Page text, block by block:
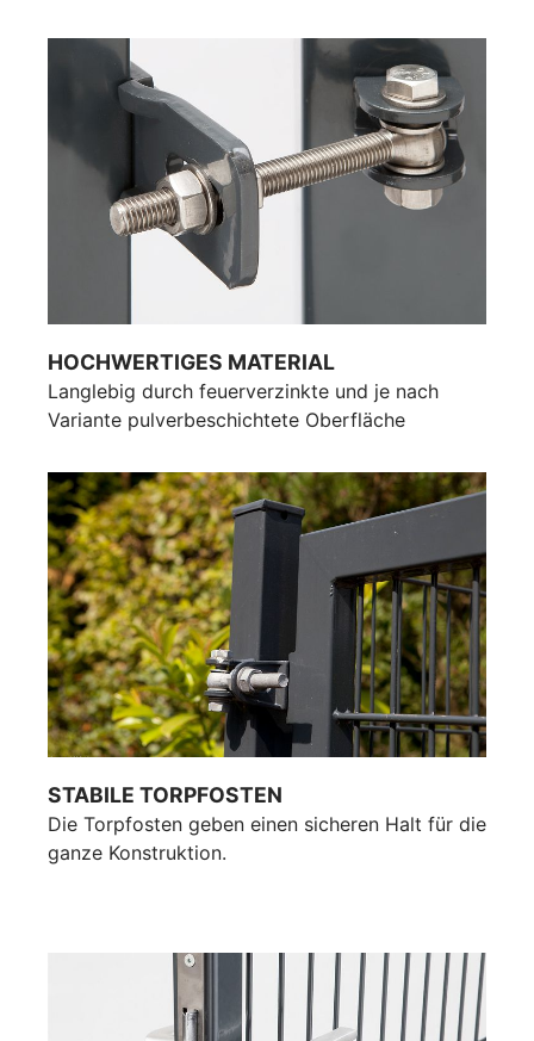
HOCHWERTIGES MATERIAL
Langlebig durch feuerverzinkte und je nach
Variante pulverbeschichtete Oberfläche
STABILE TORPFOSTEN
Die Torpfosten geben einen sicheren Halt für die
ganze Konstruktion.